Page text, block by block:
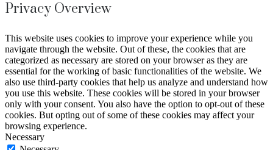
Privacy Overview
This website uses cookies to improve your experience while you
navigate through the website. Out of these, the cookies that are
categorized as necessary are stored on your browser as they are
essential for the working of basic functionalities of the website. We
also use third-party cookies that help us analyze and understand how
you use this website. These cookies will be stored in your browser
only with your consent. You also have the option to opt-out of these
cookies. But opting out of some of these cookies may affect your
browsing experience.
Necessary